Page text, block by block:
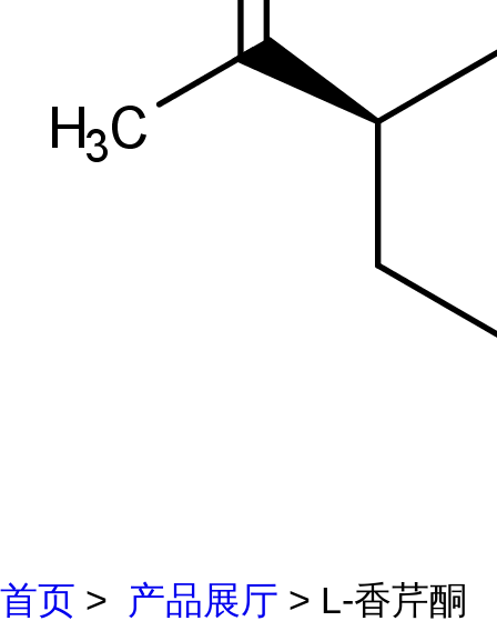
首页 > 产品展厅 > L-香芹酮